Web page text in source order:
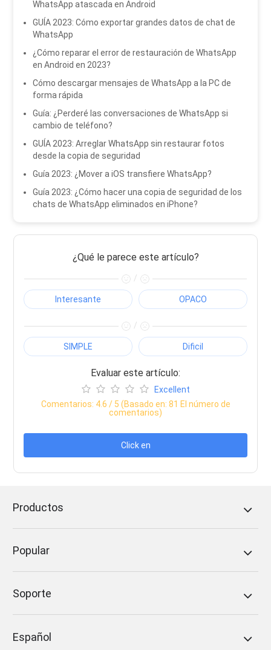
WhatsApp atascada en Android
GUÍA 2023: Cómo exportar grandes datos de chat de
WhatsApp
¿Cómo reparar el error de restauración de WhatsApp
en Android en 2023?
Cómo descargar mensajes de WhatsApp a la PC de
forma rápida
Guía: ¿Perderé las conversaciones de WhatsApp si
cambio de teléfono?
GUÍA 2023: Arreglar WhatsApp sin restaurar fotos
desde la copia de seguridad
Guía 2023: ¿Mover a iOS transfiere WhatsApp?
Guía 2023: ¿Cómo hacer una copia de seguridad de los
chats de WhatsApp eliminados en iPhone?
¿Qué le parece este artículo?
/
Interesante OPACO
/
SIMPLE Dificil
Evaluar este artículo:
Excellent
Comentarios: 4.6 / 5 (Basado en: 81 El número de
comentarios)
Click en
Productos
Popular
Soporte
Español